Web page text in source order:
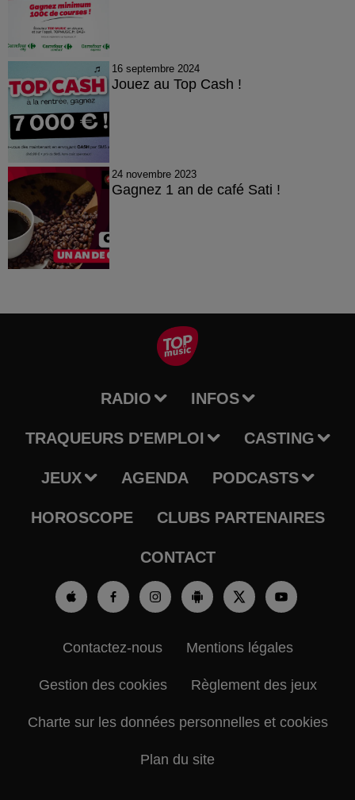
16 septembre 2024
Jouez au Top Cash !
24 novembre 2023
Gagnez 1 an de café Sati !
RADIO INFOS
TRAQUEURS D'EMPLOI CASTING
JEUX AGENDA PODCASTS
HOROSCOPE CLUBS PARTENAIRES
CONTACT
Contactez-nous Mentions légales
Gestion des cookies Règlement des jeux
Charte sur les données personnelles et cookies
Plan du site